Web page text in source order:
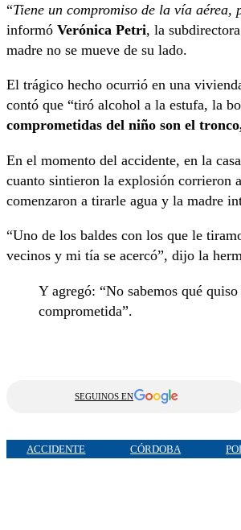
“Tiene un compromiso de la vía
informó Verónica Petri, la
madre no se mueve de su lado.
El trágico hecho ocurrió en una
contó que “tiró alcohol a la estufa, la
comprometidas del niño son el
En el momento del accidente, en la
cuanto sintieron la explosión corrieron
comenzaron a tirarle agua y la madre
“Uno de los baldes con los que le
vecinos y mi tía se acercó”, dijo la
Y agregó: “No sabemos qué
comprometida”.
SEGUINOS EN
ACCIDENTE CÓRDOBA